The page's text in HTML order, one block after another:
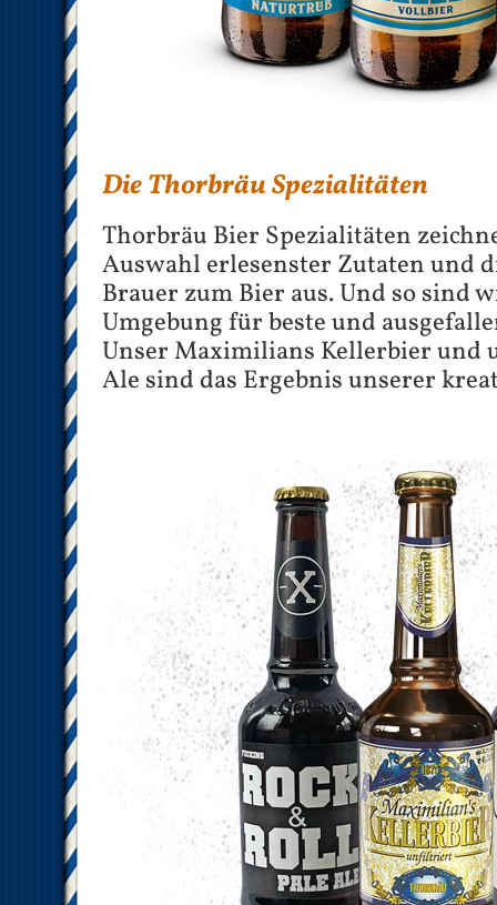
Die Thorbräu Spezialitäten
Thorbräu Bier Spezialitäten
Auswahl erlesenster Zutaten und
Brauer zum Bier aus. Und so sind
Umgebung für beste und
Unser Maximilians Kellerbier und
Ale sind das Ergebnis unserer